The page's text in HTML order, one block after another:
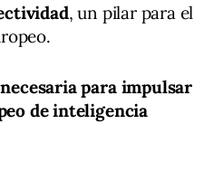
, un pilar para el
para impulsar
de inteligencia